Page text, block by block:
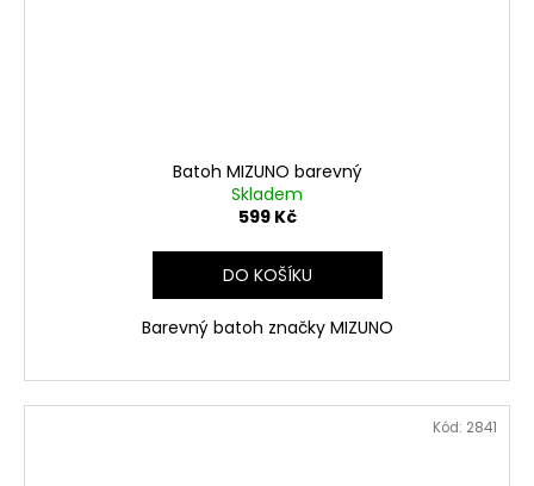
Batoh MIZUNO barevný
Skladem
599 Kč
DO KOŠÍKU
Barevný batoh značky MIZUNO
Kód: 2841